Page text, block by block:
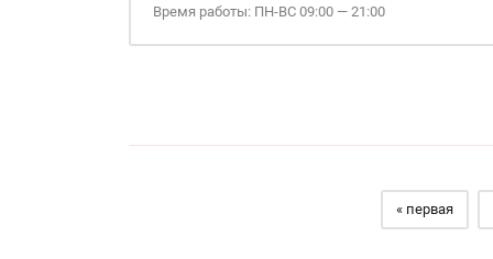
Время работы: ПН-ВС 09:00 — 21:00
« первая